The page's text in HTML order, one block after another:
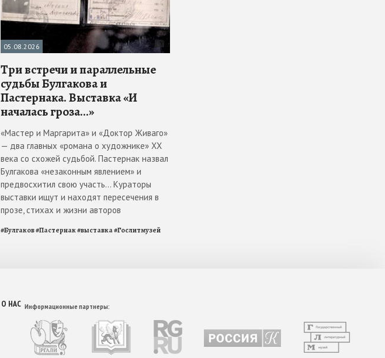
05.08.2026
Три встречи и параллельные
судьбы Булгакова и
Пастернака. Выставка «И
началась гроза...»
«Мастер и Маргарита» и «Доктор Живаго»
— два главных «романа о художнике» ХХ
века со схожей судьбой. Пастернак назвал
Булгакова «незаконным явлением» и
предвосхитил свою участь... Кураторы
выставки ищут и находят пересечения в
прозе, стихах и жизни авторов
#Булгаков#Пастернак#выставка#Гослитмузей
О НАС Информационные партнеры: